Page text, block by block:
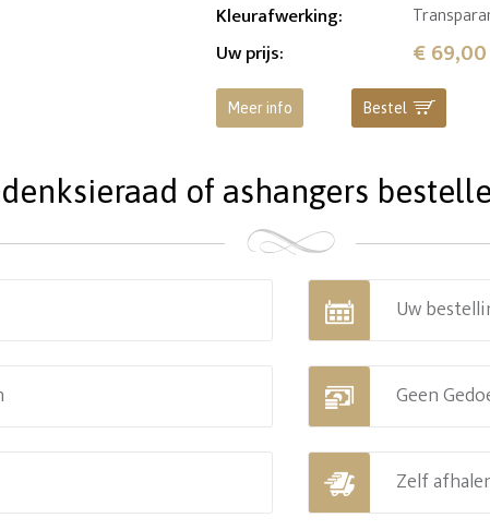
Kleurafwerking:
Uw prijs: € 69,00
Meer info Bestel
of ashangers
Uw
Geen
Zelf